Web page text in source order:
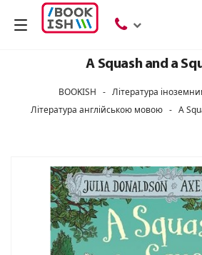
A Squash and a
BOOKISH - Література
Література англійською мовою - A